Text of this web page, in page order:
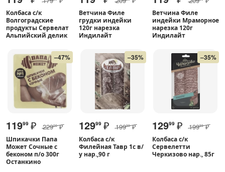
Колбаса с/к
Волгоградские
продукты Сервелат
Альпийский делик
Ветчина Филе
грудки индейки
120г нарезка
Индилайт
Ветчина Филе
индейки Мраморное
нарезка 120г
Индилайт
–47%
11999 ₽ 22900 ₽
Шпикачки Папа
Может Сочные с
беконом п/о 300г
Останкино
–35%
12999 ₽ 19999 ₽
Колбаса с/к
Филейная Тавр 1с в/
у нар.,90 г
–35%
12999 ₽ 19999 ₽
Колбаса с/к
Сервелетти
Черкизово нар., 85г